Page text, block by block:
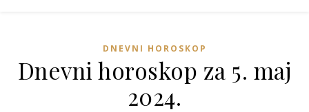
DNEVNI HOROSKOP
Dnevni horoskop za 5. maj
2024.